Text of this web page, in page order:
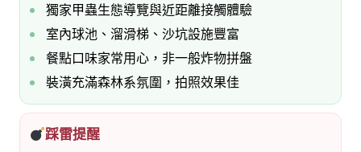
獨家甲蟲生態導覽與近距離接觸體驗
室內球池、溜滑梯、沙坑設施豐富
餐點口味家常用心，非一般炸物拼盤
裝潢充滿森林系氛圍，拍照效果佳
踩雷提醒